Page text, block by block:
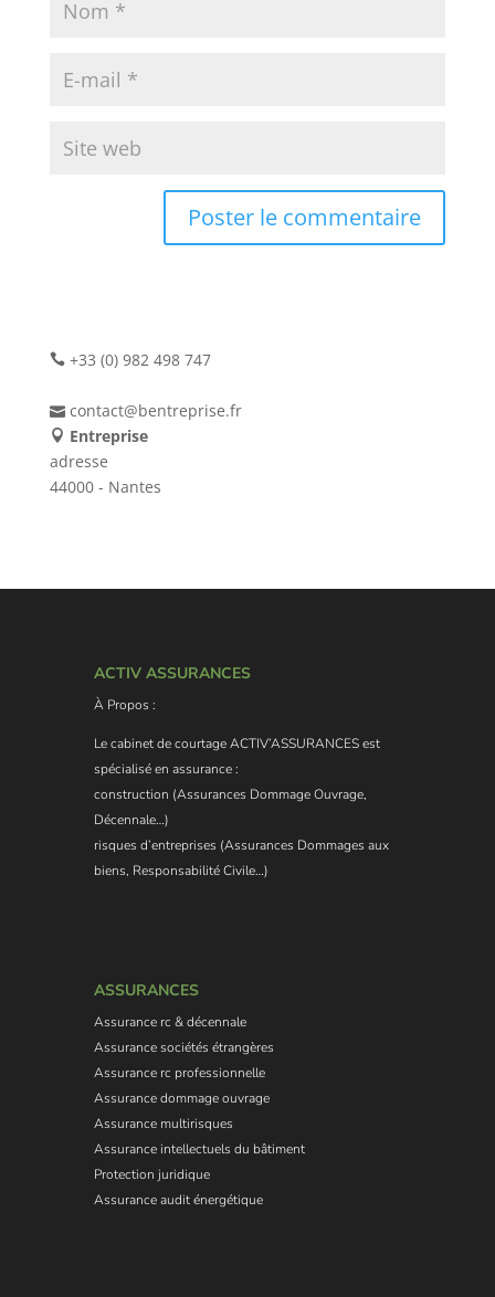
+33 (0) 982 498 747
contact@bentreprise.fr
Entreprise
adresse
44000 - Nantes
ACTIV ASSURANCES
À Propos :
Le cabinet de courtage ACTIV’ASSURANCES est
spécialisé en assurance :
construction (Assurances Dommage Ouvrage,
Décennale…)
risques d’entreprises (Assurances Dommages aux
biens, Responsabilité Civile…)
ASSURANCES
Assurance rc & décennale
Assurance sociétés étrangères
Assurance rc professionnelle
Assurance dommage ouvrage
Assurance multirisques
Assurance intellectuels du bâtiment
Protection juridique
Assurance audit énergétique